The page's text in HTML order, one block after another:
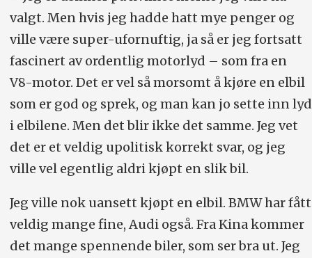
valgt. Men hvis jeg hadde hatt mye penger og
ville være super-ufornuftig, ja så er jeg fortsatt
fascinert av ordentlig motorlyd – som fra en
V8-motor. Det er vel så morsomt å kjøre en elbil
som er god og sprek, og man kan jo sette inn lyd
i elbilene. Men det blir ikke det samme. Jeg vet
det er et veldig upolitisk korrekt svar, og jeg
ville vel egentlig aldri kjøpt en slik bil.
Jeg ville nok uansett kjøpt en elbil. BMW har fått
veldig mange fine, Audi også. Fra Kina kommer
det mange spennende biler, som ser bra ut. Jeg